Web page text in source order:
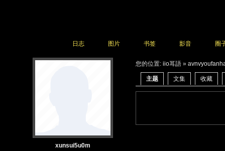
日志 图片 书签 影音 圈
您的位置: iio耳語 »
主题 文集 收藏
xunsui5u0m